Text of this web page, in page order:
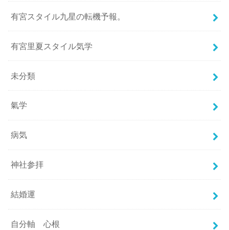
有宮スタイル九星の転機予報。
有宮里夏スタイル気学
未分類
氣学
病気
神社参拝
結婚運
自分軸 心根